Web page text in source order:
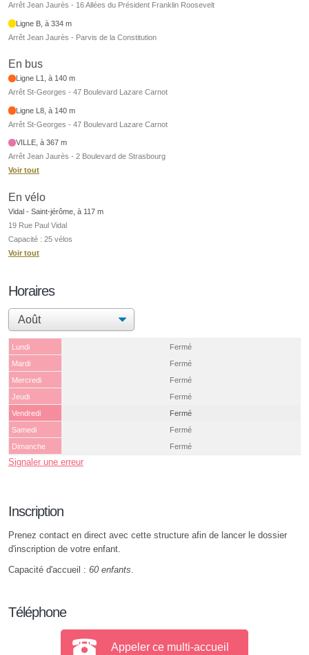
Arrêt Jean Jaurès - 16 Allées du Président Franklin Roosevelt
Ligne B, à 334 m
Arrêt Jean Jaurès - Parvis de la Constitution
En bus
Ligne L1, à 140 m
Arrêt St-Georges - 47 Boulevard Lazare Carnot
Ligne L8, à 140 m
Arrêt St-Georges - 47 Boulevard Lazare Carnot
VILLE, à 367 m
Arrêt Jean Jaurès - 2 Boulevard de Strasbourg
Voir tout
En vélo
Vidal - Saint-jérôme, à 117 m
19 Rue Paul Vidal
Capacité : 25 vélos
Voir tout
Horaires
Lundi
Fermé
Mardi
Fermé
Mercredi
Fermé
Jeudi
Fermé
Vendredi
Fermé
Samedi
Fermé
Dimanche
Fermé
Signaler une erreur
Inscription
Prenez contact en direct avec cette structure afin de lancer le dossier
d'inscription de votre enfant.
Capacité d'accueil : 60 enfants.
Téléphone
Appeler ce multi-accueil